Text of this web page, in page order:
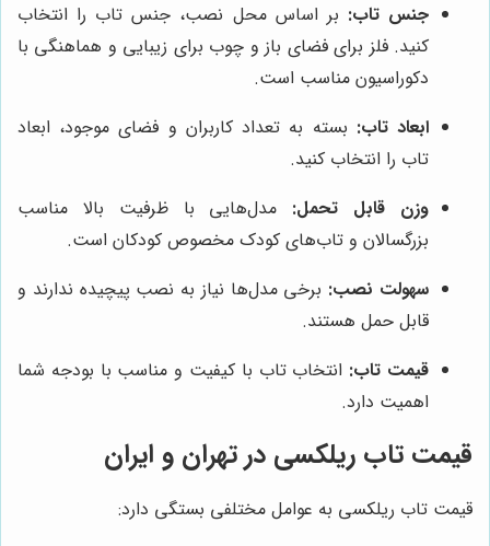
جنس تاب: بر اساس محل نصب، جنس تاب را انتخاب
کنید. فلز برای فضای باز و چوب برای زیبایی و هماهنگی با
دکوراسیون مناسب است.
ابعاد تاب: بسته به تعداد کاربران و فضای موجود، ابعاد
تاب را انتخاب کنید.
وزن قابل تحمل: مدل‌هایی با ظرفیت بالا مناسب
بزرگسالان و تاب‌های کودک مخصوص کودکان است.
سهولت نصب: برخی مدل‌ها نیاز به نصب پیچیده ندارند و
قابل حمل هستند.
قیمت تاب: انتخاب تاب با کیفیت و مناسب با بودجه شما
اهمیت دارد.
قیمت تاب ریلکسی در تهران و ایران
قیمت تاب ریلکسی به عوامل مختلفی بستگی دارد: